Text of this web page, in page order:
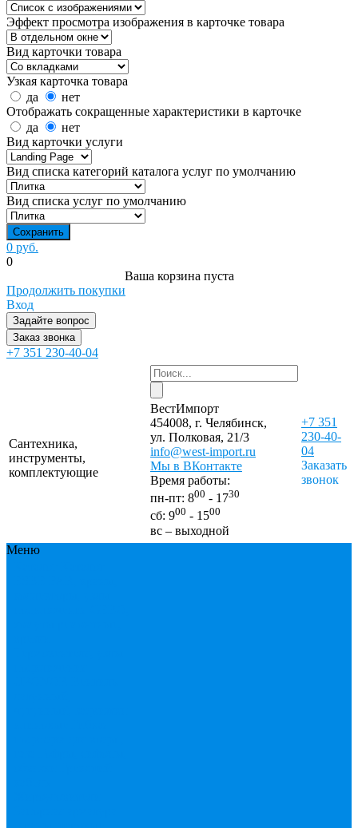
Эффект просмотра изображения в карточке товара
Вид карточки товара
Узкая карточка товара
да
нет
Отображать сокращенные характеристики в карточке
да
нет
Вид карточки услуги
Вид списка категорий каталога услуг по умолчанию
Вид списка услуг по умолчанию
0 руб.
0
Ваша корзина пуста
Продолжить покупки
Вход
Задайте вопрос
Заказ звонка
+7 351 230-40-04
Сантехника,
инструменты,
комплектующие
ВестИмпорт
454008, г. Челябинск,
ул. Полковая, 21/3
info@west-import.ru
Мы в ВКонтакте
Время работы:
пн-пт: 800 - 1730
сб: 900 - 1500
вс – выходной
+7 351
230-40-
04
Заказать
звонок
Меню